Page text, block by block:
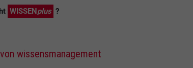
WISSEN plus ?
wissensmanagement